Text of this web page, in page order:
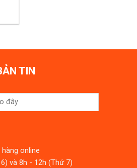
TIN
online
và 8h - 12h (Thứ 7)